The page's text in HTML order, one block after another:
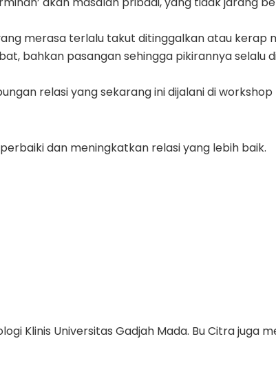
merasa terlalu takut ditinggalkan atau kerap
bahkan pasangan sehingga pikirannya selalu
relasi yang sekarang ini dijalani di workshop
dan meningkatkan relasi yang lebih baik.
Klinis Universitas Gadjah Mada. Bu Citra juga